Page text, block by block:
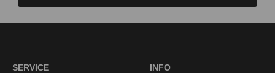
SERVICE INFO